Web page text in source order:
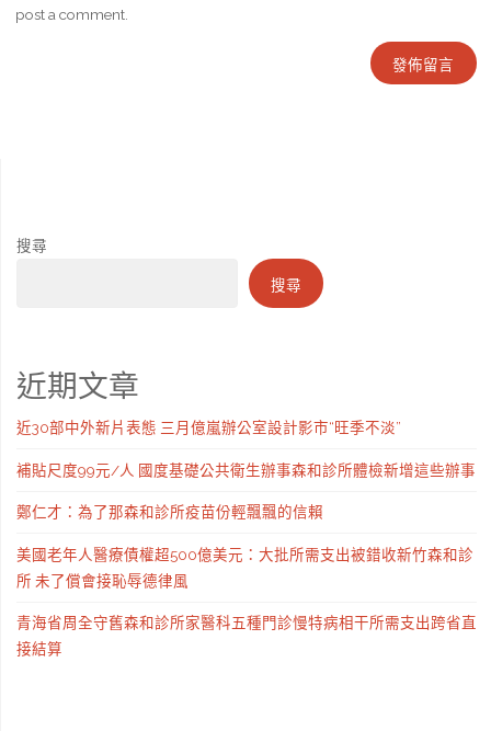
post a comment.
搜尋
搜尋
近期文章
近30部中外新片表態 三月億嵐辦公室設計影市“旺季不淡”
補貼尺度99元/人 國度基礎公共衛生辦事森和診所體檢新增這些辦事
鄭仁才：為了那森和診所疫苗份輕飄飄的信賴
美國老年人醫療債權超500億美元：大批所需支出被錯收新竹森和診
所 未了償會接恥辱德律風
青海省周全守舊森和診所家醫科五種門診慢特病相干所需支出跨省直
接結算